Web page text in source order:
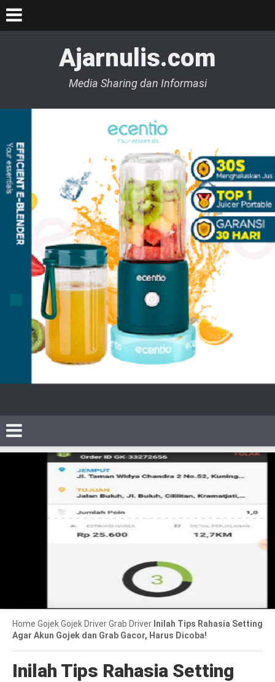
Ajarnulis.com
Media Sharing dan Informasi
Home GojekGojek DriverGrab Driver Inilah Tips Rahasia Setting
Agar Akun Gojek dan Grab Gacor, Harus Dicoba!
Inilah Tips Rahasia Setting